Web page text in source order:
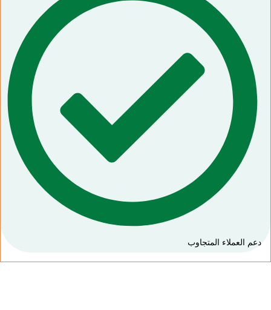
دعم العملاء المتجاوب